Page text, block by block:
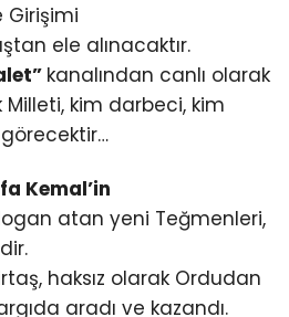
Girişimi
ele alınacaktır.
kanalından canlı olarak
Milleti, kim darbeci, kim
Kemal’in
atan yeni Teğmenleri,
haksız olarak Ordudan
aradı ve kazandı.